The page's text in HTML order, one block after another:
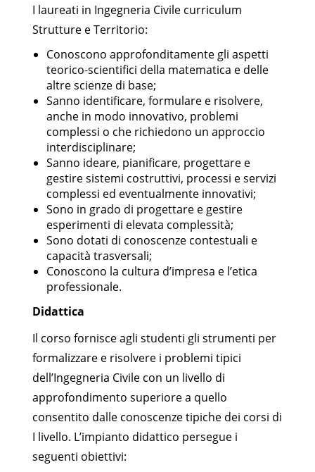
I laureati in Ingegneria Civile curriculum
Strutture e Territorio:
Conoscono approfonditamente gli aspetti
teorico-scientifici della matematica e delle
altre scienze di base;
Sanno identificare, formulare e risolvere,
anche in modo innovativo, problemi
complessi o che richiedono un approccio
interdisciplinare;
Sanno ideare, pianificare, progettare e
gestire sistemi costruttivi, processi e servizi
complessi ed eventualmente innovativi;
Sono in grado di progettare e gestire
esperimenti di elevata complessità;
Sono dotati di conoscenze contestuali e
capacità trasversali;
Conoscono la cultura d’impresa e l’etica
professionale.
Didattica
Il corso fornisce agli studenti gli strumenti per
formalizzare e risolvere i problemi tipici
dell’Ingegneria Civile con un livello di
approfondimento superiore a quello
consentito dalle conoscenze tipiche dei corsi di
I livello. L’impianto didattico persegue i
seguenti obiettivi: